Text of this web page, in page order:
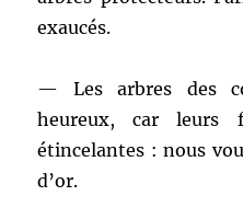
exaucés.
— Les arbres des
heureux, car leurs
étincelantes : nous
d’or.